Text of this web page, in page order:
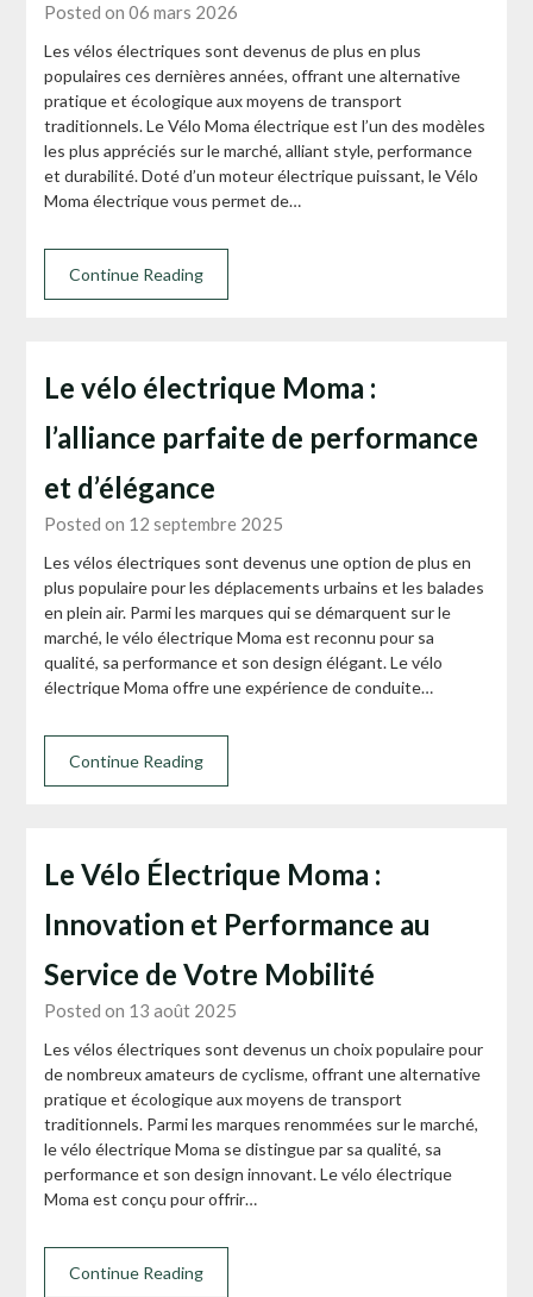
Posted on 06 mars 2026
Les vélos électriques sont devenus de plus en plus
populaires ces dernières années, offrant une alternative
pratique et écologique aux moyens de transport
traditionnels. Le Vélo Moma électrique est l’un des modèles
les plus appréciés sur le marché, alliant style, performance
et durabilité. Doté d’un moteur électrique puissant, le Vélo
Moma électrique vous permet de…
Continue Reading
Le vélo électrique Moma :
l’alliance parfaite de performance
et d’élégance
Posted on 12 septembre 2025
Les vélos électriques sont devenus une option de plus en
plus populaire pour les déplacements urbains et les balades
en plein air. Parmi les marques qui se démarquent sur le
marché, le vélo électrique Moma est reconnu pour sa
qualité, sa performance et son design élégant. Le vélo
électrique Moma offre une expérience de conduite…
Continue Reading
Le Vélo Électrique Moma :
Innovation et Performance au
Service de Votre Mobilité
Posted on 13 août 2025
Les vélos électriques sont devenus un choix populaire pour
de nombreux amateurs de cyclisme, offrant une alternative
pratique et écologique aux moyens de transport
traditionnels. Parmi les marques renommées sur le marché,
le vélo électrique Moma se distingue par sa qualité, sa
performance et son design innovant. Le vélo électrique
Moma est conçu pour offrir…
Continue Reading